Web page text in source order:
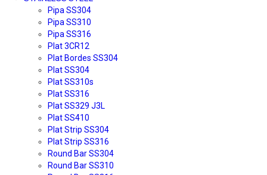
Pipa SS304
Pipa SS310
Pipa SS316
Plat 3CR12
Plat Bordes SS304
Plat SS304
Plat SS310s
Plat SS316
Plat SS329 J3L
Plat SS410
Plat Strip SS304
Plat Strip SS316
Round Bar SS304
Round Bar SS310